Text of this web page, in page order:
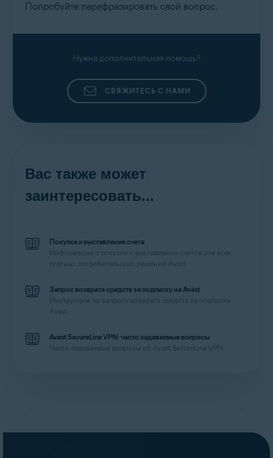
Попробуйте перефразировать свой вопрос.
Нужна дополнительная помощь?
СВЯЖИТЕСЬ С НАМИ
Вас также может
заинтересовать...
Покупка и выставление счета
Информация о покупке и выставлении счетов для всех
платных потребительских решений Avast.
Запрос возврата средств за подписку на Avast
Инструкции по запросу возврата средств за подписки
Avast.
Avast SecureLine VPN: часто задаваемые вопросы
Часто задаваемые вопросы об Avast SecureLine VPN.